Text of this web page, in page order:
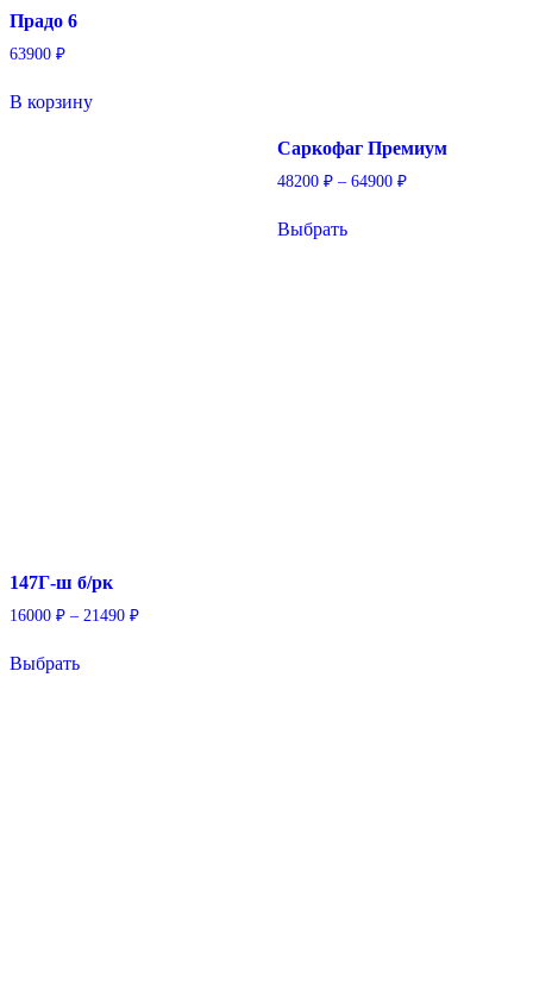
Прадо 6
63900 ₽
В корзину
Саркофаг Премиум
48200 ₽ – 64900 ₽Диапазон
Выбратьтовар
147Г-ш б/рк
16000 ₽ – 21490 ₽Диапазон
Выбратьтовар